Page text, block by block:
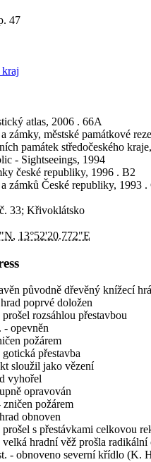
47
kraj
atlas, 2006 . 66A
zámky, městské památkové
památek středočeského
- Sightseeings, 1994
české republiky, 1996 . B2
zámků České republiky, 1993 .
33; Křivoklátsko
, 13°52'20.772"E
původně dřevěný knížecí
poprvé doložen
rozsáhlou přestavbou
- opevněn
požárem
přestavba
sloužil jako vězení
vyhořel
opravován
zničen požárem
obnoven
s přestávkami celkovou
velká hradní věž prošla
- obnoveno severní křídlo (K.